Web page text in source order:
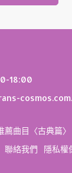
18:00
薦曲目〈古典篇〉
聯絡我們
隱私權